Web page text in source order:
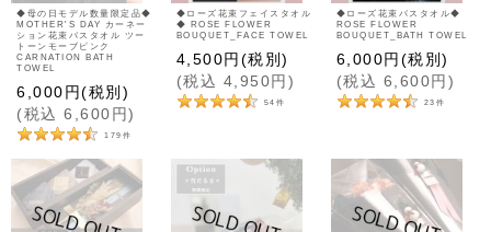
◆母の日モデル数量限定品◆
MOTHER'S DAY カーネー
ション花束バスタオル ツー
トーンモーブピンク
CARNATION BATH
TOWEL
6,000円(税別)
(税込 6,600 円)
179 件
◆ローズ花束フェイスタオル
◆ ROSE FLOWER
BOUQUET_FACE TOWEL
4,500円 (税別)
(税込 4,950円 )
54 件
◆ローズ花束バスタオル◆
ROSE FLOWER
BOUQUET_BATH TOWEL
6,000円 (税別)
(税込 6,600円 )
23 件